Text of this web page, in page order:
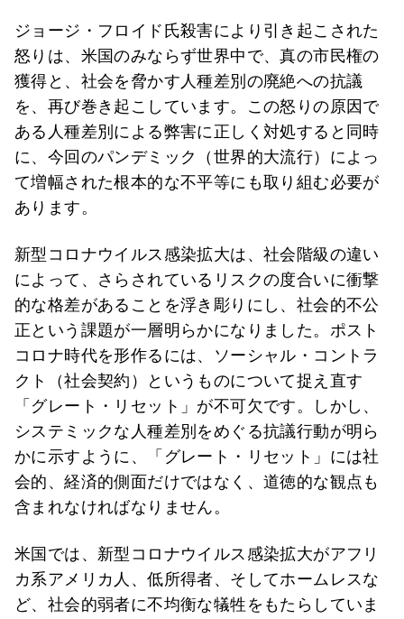
ジョージ・フロイド氏殺害により引き起こされた
怒りは、米国のみならず世界中で、真の市民権の
獲得と、社会を脅かす人種差別の廃絶への抗議
を、再び巻き起こしています。この怒りの原因で
ある人種差別による弊害に正しく対処すると同時
に、今回のパンデミック（世界的大流行）によっ
て増幅された根本的な不平等にも取り組む必要が
あります。
新型コロナウイルス感染拡大は、社会階級の違い
によって、さらされているリスクの度合いに衝撃
的な格差があることを浮き彫りにし、社会的不公
正という課題が一層明らかになりました。ポスト
コロナ時代を形作るには、ソーシャル・コントラ
クト（社会契約）というものについて捉え直す
「グレート・リセット」が不可欠です。しかし、
システミックな人種差別をめぐる抗議行動が明ら
かに示すように、「グレート・リセット」には社
会的、経済的側面だけではなく、道徳的な観点も
含まれなければなりません。
米国では、新型コロナウイルス感染拡大がアフリ
カ系アメリカ人、低所得者、そしてホームレスな
ど、社会的弱者に不均衡な犠牲をもたらしていま